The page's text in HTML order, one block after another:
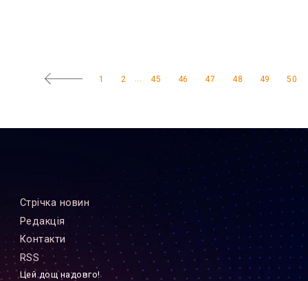
1 2 ... 45 46 47 48 49 50
Стрiчка новин
Редакцiя
Контакти
RSS
Цей дощ надовго!